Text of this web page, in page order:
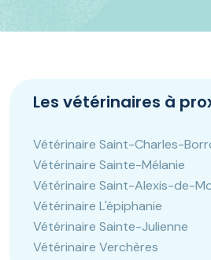
Les vétérinaires à
Vétérinaire Saint-Charles-
Vétérinaire Sainte-Mélanie
Vétérinaire Saint-Alexis-de-
Vétérinaire L'épiphanie
Vétérinaire Sainte-Julienne
Vétérinaire Verchères